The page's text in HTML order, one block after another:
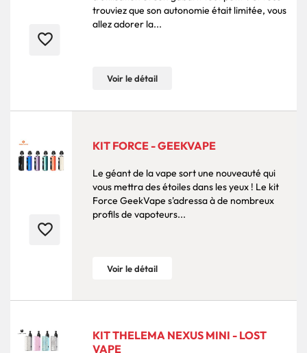
favorite_border
trouviez que son autonomie était limitée, vous
allez adorer la...
Voir le détail
favorite_border
KIT FORCE - GEEKVAPE
Le géant de la vape sort une nouveauté qui
vous mettra des étoiles dans les yeux ! Le kit
Force GeekVape s'adressa à de nombreux
profils de vapoteurs...
Voir le détail
KIT THELEMA NEXUS MINI - LOST
VAPE